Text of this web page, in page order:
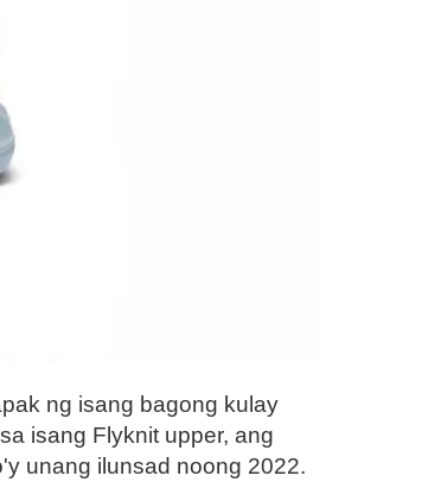
ng isang bagong kulay
isang Flyknit upper, ang
unang ilunsad noong 2022.